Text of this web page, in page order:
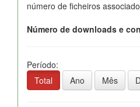
número de ficheiros
Número de downloads e
Período:
Total
Ano Mês